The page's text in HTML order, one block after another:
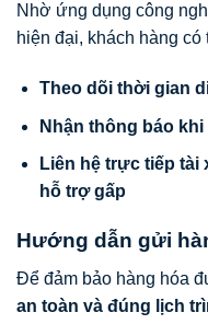
Nhờ ứng dụng công
hiện đại, khách hàng có
Theo dõi thời gian
Nhận thông báo
Liên hệ trực tiếp tài
hỗ trợ gấp
Hướng dẫn gửi
Để đảm bảo hàng hóa
an toàn và đúng lịch